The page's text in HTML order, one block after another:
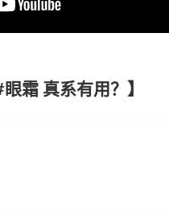
霜 真系有用？】